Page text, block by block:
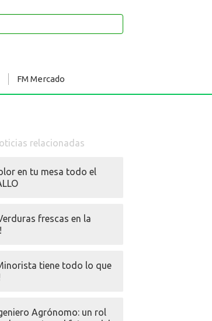
FM Mercado
relacionadas
en tu mesa todo el
frescas en la
tiene todo lo que
Agrónomo: un rol